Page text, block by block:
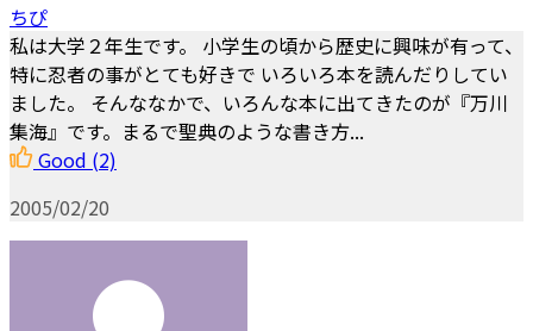
ちぴ
私は大学２年生です。 小学生の頃から歴史に興味が有って、
特に忍者の事がとても好きで いろいろ本を読んだりしてい
ました。 そんななかで、いろんな本に出てきたのが『万川
集海』です。まるで聖典のような書き方...
Good (2)
2005/02/20